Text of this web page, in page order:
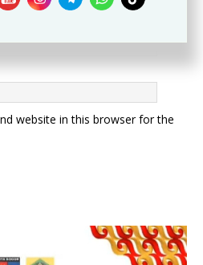
website in this browser for the